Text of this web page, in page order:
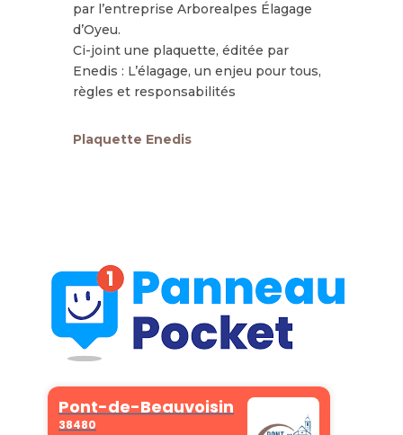
par l’entreprise Arborealpes Élagage
d’Oyeu.
Ci-joint une plaquette, éditée par
Enedis : L’élagage, un enjeu pour tous,
règles et responsabilités
Plaquette Enedis